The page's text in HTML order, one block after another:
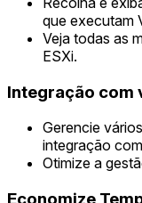
que executam
Veja todas as
ESXi.
Integração com
Gerencie
integração
Otimize a